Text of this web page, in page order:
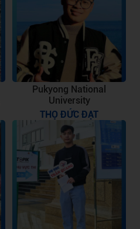
Pukyong National
University
THỌ ĐỨC ĐẠT